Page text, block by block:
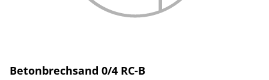
Betonbrechsand 0/4 RC-B